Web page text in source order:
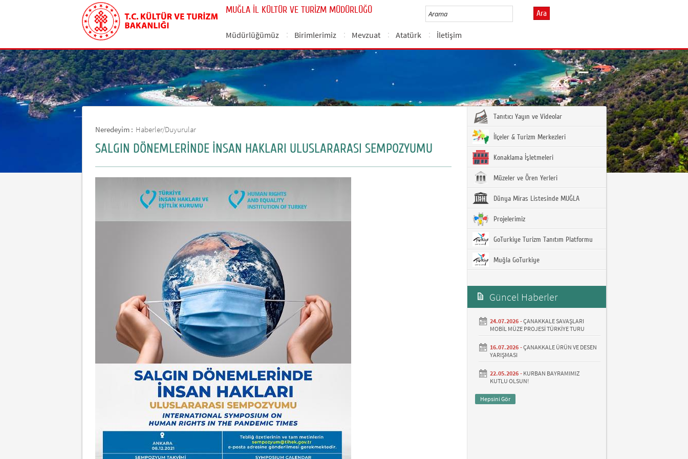
MUĞLA İL KÜLTÜR VE TURİZM MÜDÜRLÜĞÜ Ara
Müdürlüğümüz Birimlerimiz Mevzuat Atatürk İletişim
Neredeyim : Haberler/Duyurular
SALGIN DÖNEMLERİNDE İNSAN HAKLARI ULUSLARARASI SEMPOZYUMU
Tanıtıcı Yayın ve Videolar
İlçeler & Turizm Merkezleri
Konaklama İşletmeleri
Müzeler ve Ören Yerleri
Dünya Miras Listesinde MUĞLA
Projelerimiz
GoTurkiye Turizm Tanıtım Platformu
Muğla GoTurkiye
Güncel Haberler
24.07.2026 -ÇANAKKALE SAVAŞLARI
MOBİL MÜZE PROJESİ TÜRKİYE TURU
16.07.2026 -ÇANAKKALE ÜRÜN VE DESEN
YARIŞMASI
22.05.2026 - KURBAN BAYRAMIMIZ
KUTLU OLSUN!
Hepsini Gör